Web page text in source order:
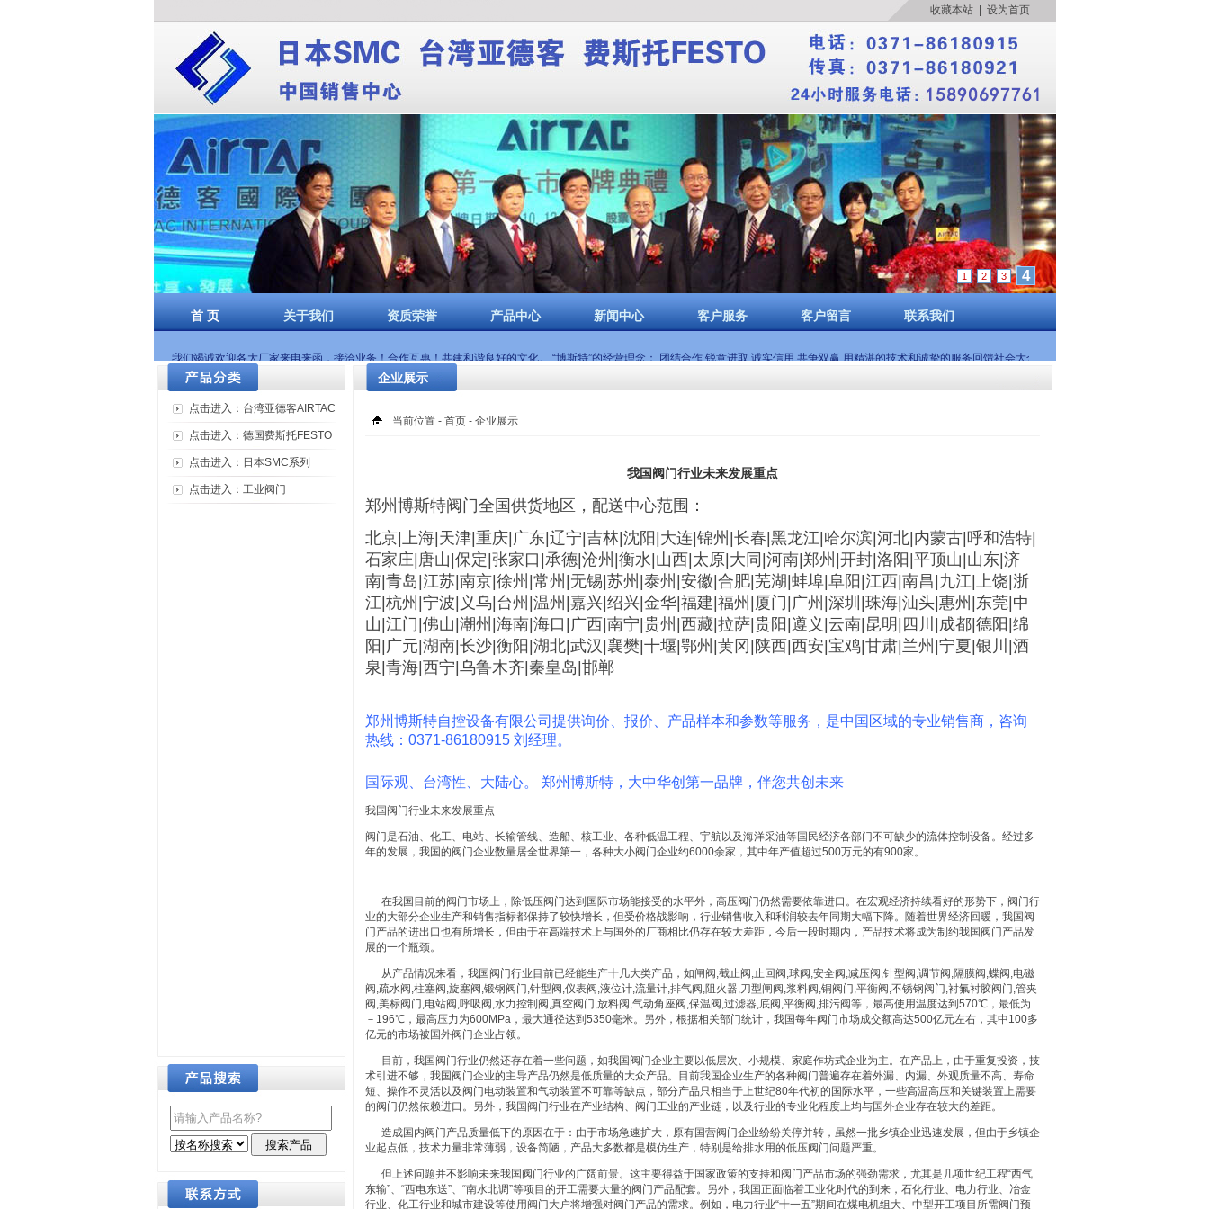
收藏本站| 设为首页
1 2 3 4
首 页 关于我们 资质荣誉 产品中心 新闻中心 客户服务 客户留言 联系我们
我们竭诚欢迎各大厂家来电来函，接洽业务！合作互惠！共建和谐良好的文化。 “博斯特”的经营理念： 团结合作 锐意进取 诚实信用 共争双赢 用精湛的技术和诚挚的服务回馈社会大众
点击进入：台湾亚德客AIRTAC
点击进入：德国费斯托FESTO
点击进入：日本SMC系列
点击进入：工业阀门
企业展示
当前位置 - 首页- 企业展示
我国阀门行业未来发展重点
郑州博斯特阀门全国供货地区，配送中心范围：
北京|上海|天津|重庆|广东|辽宁|吉林|沈阳|大连|锦州|长春|黑龙江|哈尔滨|河北|内蒙古|呼和浩特|
石家庄|唐山|保定|张家口|承德|沧州|衡水|山西|太原|大同|河南|郑州|开封|洛阳|平顶山|山东|济
南|青岛|江苏|南京|徐州|常州|无锡|苏州|泰州|安徽|合肥|芜湖|蚌埠|阜阳|江西|南昌|九江|上饶|浙
江|杭州|宁波|义乌|台州|温州|嘉兴|绍兴|金华|福建|福州|厦门|广州|深圳|珠海|汕头|惠州|东莞|中
山|江门|佛山|潮州|海南|海口|广西|南宁|贵州|西藏|拉萨|贵阳|遵义|云南|昆明|四川|成都|德阳|绵
阳|广元|湖南|长沙|衡阳|湖北|武汉|襄樊|十堰|鄂州|黄冈|陕西|西安|宝鸡|甘肃|兰州|宁夏|银川|酒
泉|青海|西宁|乌鲁木齐|秦皇岛|邯郸
郑州博斯特自控设备有限公司提供询价、报价、产品样本和参数等服务，是中国区域的专业销售商，咨询
热线：0371-86180915 刘经理。
国际观、台湾性、大陆心。 郑州博斯特，大中华创第一品牌，伴您共创未来
我国阀门行业未来发展重点
阀门是石油、化工、电站、长输管线、造船、核工业、各种低温工程、宇航以及海洋采油等国民经济各部门不可缺少的流体控制设备。经过多
年的发展，我国的阀门企业数量居全世界第一，各种大小阀门企业约6000余家，其中年产值超过500万元的有900家。
在我国目前的阀门市场上，除低压阀门达到国际市场能接受的水平外，高压阀门仍然需要依靠进口。在宏观经济持续看好的形势下，阀门行
业的大部分企业生产和销售指标都保持了较快增长，但受价格战影响，行业销售收入和利润较去年同期大幅下降。随着世界经济回暖，我国阀
门产品的进出口也有所增长，但由于在高端技术上与国外的厂商相比仍存在较大差距，今后一段时期内，产品技术将成为制约我国阀门产品发
展的一个瓶颈。
从产品情况来看，我国阀门行业目前已经能生产十几大类产品，如闸阀,截止阀,止回阀,球阀,安全阀,减压阀,针型阀,调节阀,隔膜阀,蝶阀,电磁
阀,疏水阀,柱塞阀,旋塞阀,锻钢阀门,针型阀,仪表阀,液位计,流量计,排气阀,阻火器,刀型闸阀,浆料阀,铜阀门,平衡阀,不锈钢阀门,衬氟衬胶阀门,管夹
阀,美标阀门,电站阀,呼吸阀,水力控制阀,真空阀门,放料阀,气动角座阀,保温阀,过滤器,底阀,平衡阀,排污阀等，最高使用温度达到570℃，最低为
－196℃，最高压力为600MPa，最大通径达到5350毫米。另外，根据相关部门统计，我国每年阀门市场成交额高达500亿元左右，其中100多
亿元的市场被国外阀门企业占领。
目前，我国阀门行业仍然还存在着一些问题，如我国阀门企业主要以低层次、小规模、家庭作坊式企业为主。在产品上，由于重复投资，技
术引进不够，我国阀门企业的主导产品仍然是低质量的大众产品。目前我国企业生产的各种阀门普遍存在着外漏、内漏、外观质量不高、寿命
短、操作不灵活以及阀门电动装置和气动装置不可靠等缺点，部分产品只相当于上世纪80年代初的国际水平，一些高温高压和关键装置上需要
的阀门仍然依赖进口。另外，我国阀门行业在产业结构、阀门工业的产业链，以及行业的专业化程度上均与国外企业存在较大的差距。
造成国内阀门产品质量低下的原因在于：由于市场急速扩大，原有国营阀门企业纷纷关停并转，虽然一批乡镇企业迅速发展，但由于乡镇企
业起点低，技术力量非常薄弱，设备简陋，产品大多数都是模仿生产，特别是给排水用的低压阀门问题严重。
但上述问题并不影响未来我国阀门行业的广阔前景。这主要得益于国家政策的支持和阀门产品市场的强劲需求，尤其是几项世纪工程“西气
东输”、“西电东送”、“南水北调”等项目的开工需要大量的阀门产品配套。另外，我国正面临着工业化时代的到来，石化行业、电力行业、冶金
行业、化工行业和城市建设等使用阀门大户将增强对阀门产品的需求。例如，电力行业“十一五”期间在煤电机组大、中型开工项目所需阀门预